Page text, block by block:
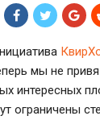
мы не
интересных
ограничены